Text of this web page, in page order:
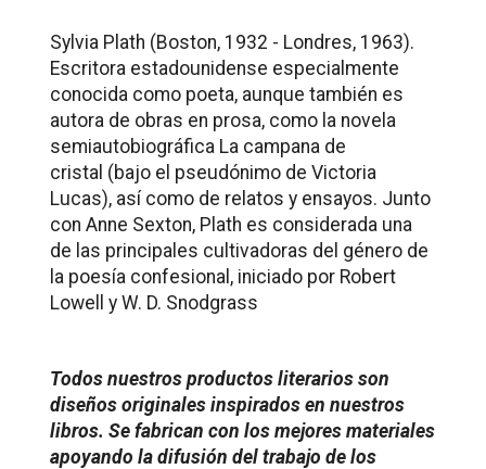
Sylvia Plath (Boston, 1932 - Londres, 1963).
Escritora estadounidense especialmente
conocida como poeta, aunque también es
autora de obras en prosa, como la novela
semiautobiográfica La campana de
cristal (bajo el pseudónimo de Victoria
Lucas), así como de relatos y ensayos. Junto
con Anne Sexton, Plath es considerada una
de las principales cultivadoras del género de
la poesía confesional, iniciado por Robert
Lowell y W. D. Snodgrass
Todos nuestros productos literarios son
diseños originales inspirados en nuestros
libros. Se fabrican con los mejores materiales
apoyando la difusión del trabajo de los